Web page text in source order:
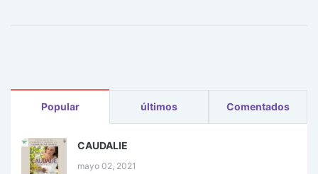
Popular últimos Comentados
CAUDALIE
mayo 02, 2021